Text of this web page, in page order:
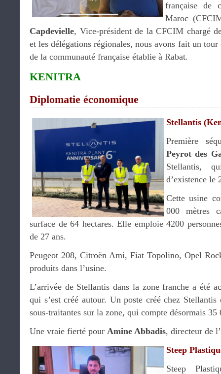
française de
Maroc
Capdevielle, Vice-président de la CFCIM chargé
et les délégations régionales, nous avons fait un tour
de la communauté française établie à Rabat.
KENITRA
Diplomatie économique
Stellantis
Première
Peyrot des
Stellantis,
d’existence le
Cette usine
000 mètres
surface de 64 hectares. Elle emploie 4200
de 27 ans.
Peugeot 208, Citroën Ami, Fiat Topolino, Opel
produits dans l’usine.
L’arrivée de Stellantis dans la zone franche a été
qui s’est créé autour. Un poste créé chez Stellantis
sous-traitantes sur la zone, qui compte désormais 35
Une vraie fierté pour Amine Abbadis, directeur de
Steep
Steep